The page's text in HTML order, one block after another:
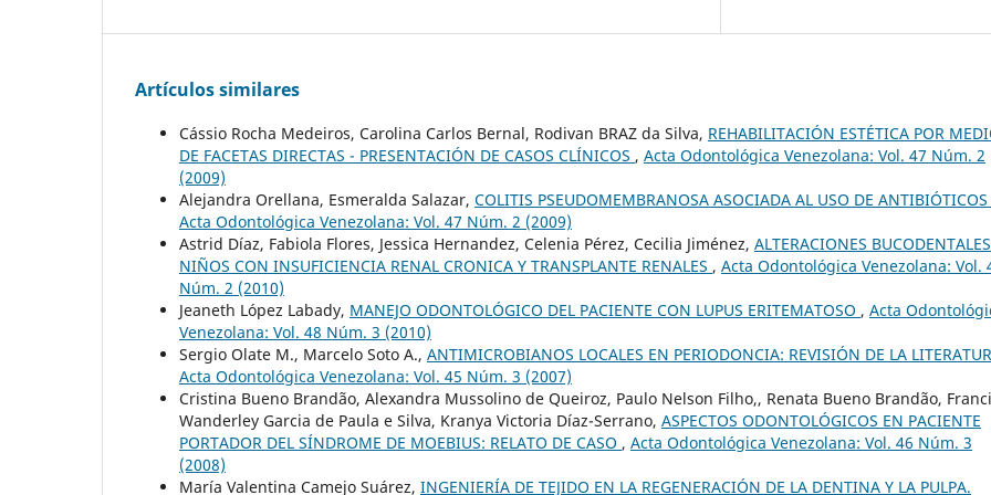
Artículos similares
Cássio Rocha Medeiros, Carolina Carlos Bernal, Rodivan BRAZ da Silva, REHABILITACIÓN ESTÉTICA POR
DE FACETAS DIRECTAS - PRESENTACIÓN DE CASOS CLÍNICOS , Acta Odontológica Venezolana: Vol. 47 Núm. 2
(2009)
Alejandra Orellana, Esmeralda Salazar, COLITIS PSEUDOMEMBRANOSA ASOCIADA AL USO DE ANTIBIÓTICOS
Acta Odontológica Venezolana: Vol. 47 Núm. 2 (2009)
Astrid Díaz, Fabiola Flores, Jessica Hernandez, Celenia Pérez, Cecilia Jiménez, ALTERACIONES
NIÑOS CON INSUFICIENCIA RENAL CRONICA Y TRANSPLANTE RENALES , Acta Odontológica Venezolana: Vol.
Núm. 2 (2010)
Jeaneth López Labady, MANEJO ODONTOLÓGICO DEL PACIENTE CON LUPUS ERITEMATOSO , Acta
Venezolana: Vol. 48 Núm. 3 (2010)
Sergio Olate M., Marcelo Soto A., ANTIMICROBIANOS LOCALES EN PERIODONCIA: REVISIÓN DE LA
Acta Odontológica Venezolana: Vol. 45 Núm. 3 (2007)
Cristina Bueno Brandão, Alexandra Mussolino de Queiroz, Paulo Nelson Filho,, Renata Bueno Brandão,
Wanderley Garcia de Paula e Silva, Kranya Victoria Díaz-Serrano, ASPECTOS ODONTOLÓGICOS EN PACIENTE
PORTADOR DEL SÍNDROME DE MOEBIUS: RELATO DE CASO , Acta Odontológica Venezolana: Vol. 46 Núm. 3
(2008)
María Valentina Camejo Suárez, INGENIERÍA DE TEJIDO EN LA REGENERACIÓN DE LA DENTINA Y LA PULPA.